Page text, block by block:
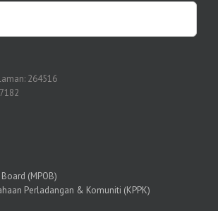
264516
(MPOB)
Perladangan & Komuniti (KPPK)